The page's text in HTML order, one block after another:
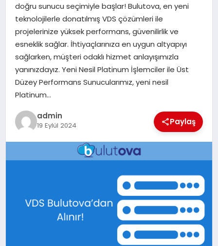
TEKNOLOJI
doğru sunucu seçimiyle başlar! Bulutova, en yeni
teknolojilerle donatılmış VDS çözümleri ile
projelerinize yüksek performans, güvenilirlik ve
esneklik sağlar. İhtiyaçlarınıza en uygun altyapıyı
sağlarken, müşteri odaklı hizmet anlayışımızla
yanınızdayız. Yeni Nesil Platinum İşlemciler ile Üst
Düzey Performans Sunucularımız, yeni nesil
Platinum…
admin
19 Eylül 2024 Paylaş